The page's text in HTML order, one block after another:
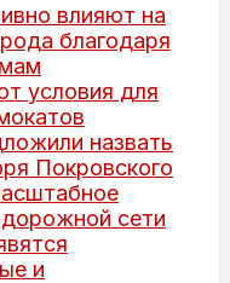
влияют на
благодаря
условия для
назвать
Покровского
сети
и